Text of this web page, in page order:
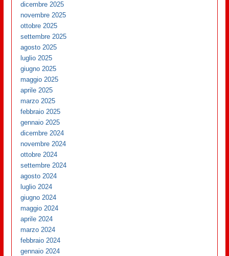
dicembre 2025
novembre 2025
ottobre 2025
settembre 2025
agosto 2025
luglio 2025
giugno 2025
maggio 2025
aprile 2025
marzo 2025
febbraio 2025
gennaio 2025
dicembre 2024
novembre 2024
ottobre 2024
settembre 2024
agosto 2024
luglio 2024
giugno 2024
maggio 2024
aprile 2024
marzo 2024
febbraio 2024
gennaio 2024